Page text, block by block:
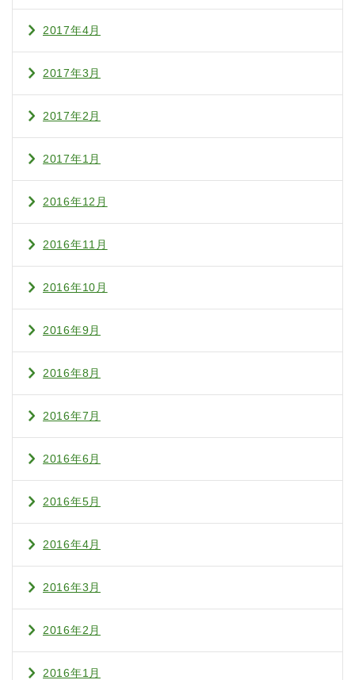
2017年4月
2017年3月
2017年2月
2017年1月
2016年12月
2016年11月
2016年10月
2016年9月
2016年8月
2016年7月
2016年6月
2016年5月
2016年4月
2016年3月
2016年2月
2016年1月